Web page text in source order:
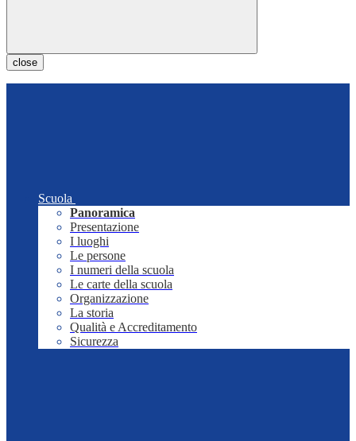
close
Scuola
Panoramica
Presentazione
I luoghi
Le persone
I numeri della scuola
Le carte della scuola
Organizzazione
La storia
Qualità e Accreditamento
Sicurezza